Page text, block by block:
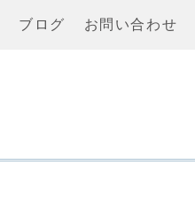
ブログ お問い合わせ